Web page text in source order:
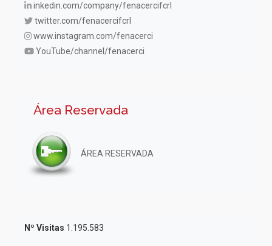
inkedin.com/company/fenacercifcrl
twitter.com/fenacercifcrl
www.instagram.com/fenacerci
YouTube/channel/fenacerci
Área Reservada
ÁREA RESERVADA
Nº Visitas 1.195.583